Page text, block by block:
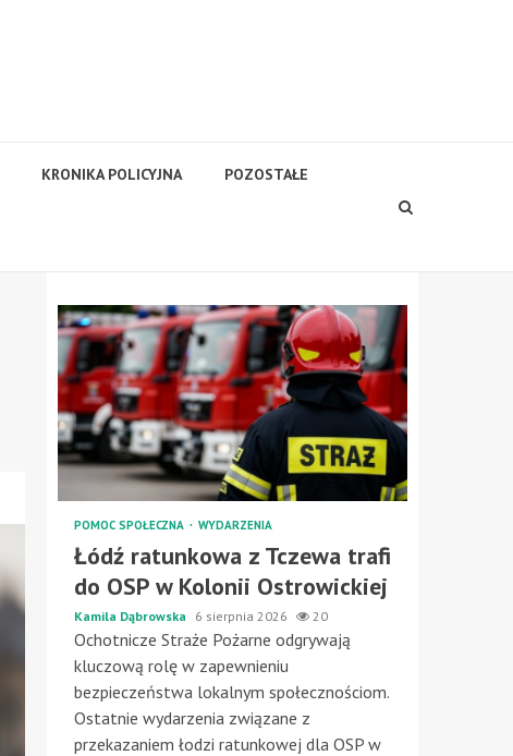
KRONIKA POLICYJNA POZOSTAŁE
POMOC SPOŁECZNA WYDARZENIA
Łódź ratunkowa z Tczewa trafi
do OSP w Kolonii Ostrowickiej
Kamila Dąbrowska 6 sierpnia 2026 20
Ochotnicze Straże Pożarne odgrywają
kluczową rolę w zapewnieniu
bezpieczeństwa lokalnym społecznościom.
Ostatnie wydarzenia związane z
przekazaniem łodzi ratunkowej dla OSP w